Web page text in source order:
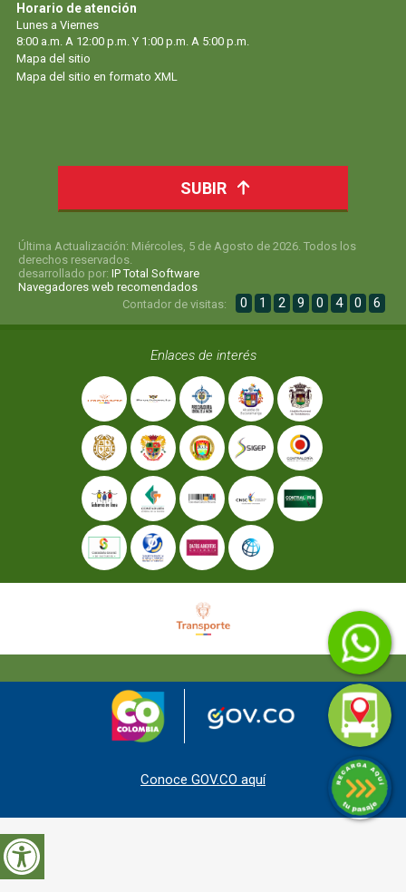
Horario de atención
Lunes a Viernes
8:00 a.m. A 12:00 p.m. Y 1:00 p.m. A 5:00 p.m.
Mapa del sitio
Mapa del sitio en formato XML
SUBIR
Última Actualización: Miércoles, 5 de Agosto de 2026. Todos los
derechos reservados.
desarrollado por: IP Total Software
Navegadores web recomendados
Contador de visitas:
0 1 2 9 0 4 0 6
Enlaces de interés
Conoce GOV.CO aquí